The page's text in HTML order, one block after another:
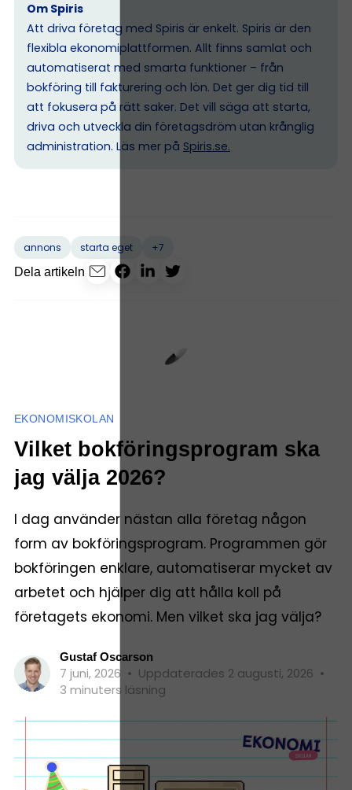
Om Spiris
Att driva företag med Spiris är enkelt. Spiris är den
flexibla ekonomiplattformen. Allt finns samlat och
automatiserat med smarta funktioner – från
bokföring till fakturering och lön. Det ger dig tid till
att fokusera på rätt saker. Det vill säga att starta,
driva och utveckla din företagsdröm utan krånglig
administration. Läs mer på Spiris.se.
annons starta eget
+7
Dela artikeln
EKONOMISKOLAN
Vilket bokföringsprogram ska
jag välja 2026?
I dag använder nästan alla företag någon
form av bokföringsprogram. Programmen gör
bokföringen enklare, automatiserar mycket av
arbetet och hjälper dig att hålla koll på
företagets ekonomi. Men vilket ska jag välja?
Gustaf Oscarson
7 juni, 2026 • Uppdaterades 2 augusti, 2026 •
3 minuters läsning